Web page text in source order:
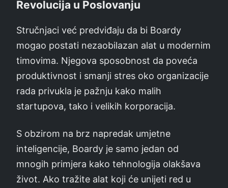
Revolucija u Poslovanju
Stručnjaci već predviđaju da bi Boardy
mogao postati nezaobilazan alat u modernim
timovima. Njegova sposobnost da poveća
produktivnost i smanji stres oko organizacije
rada privukla je pažnju kako malih
startupova, tako i velikih korporacija.
S obzirom na brz napredak umjetne
inteligencije, Boardy je samo jedan od
mnogih primjera kako tehnologija olakšava
život. Ako tražite alat koji će unijeti red u